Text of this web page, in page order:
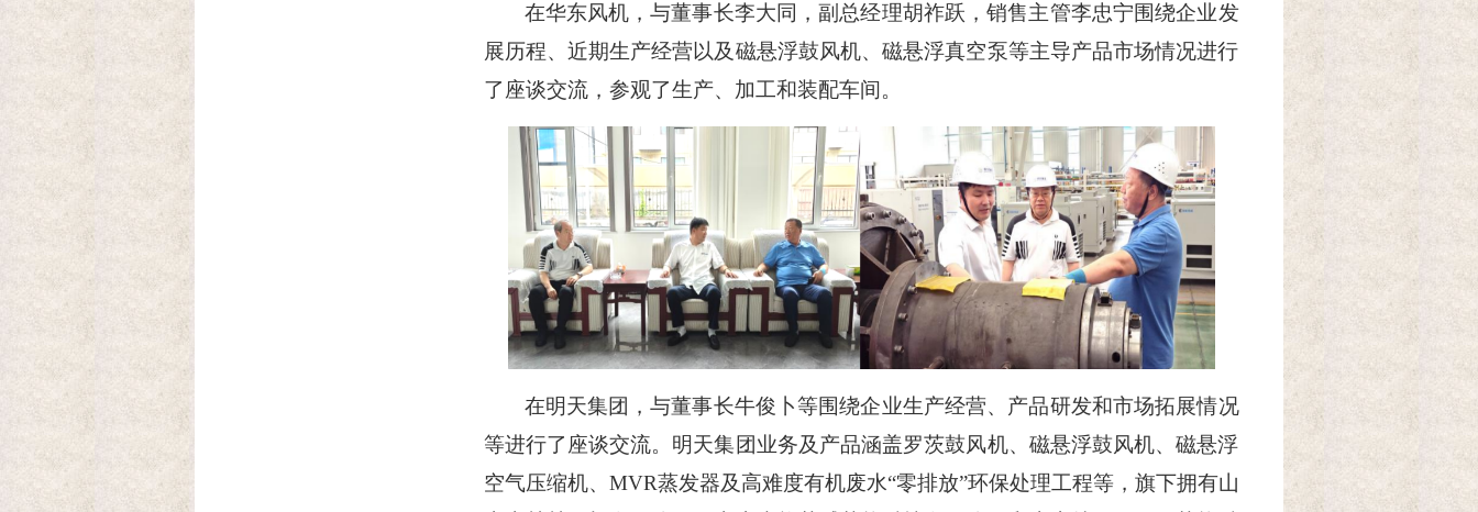
在华东风机，与董事长李大同，副总经理胡祚跃，销售主管李忠宁围绕企业发
展历程、近期生产经营以及磁悬浮鼓风机、磁悬浮真空泵等主导产品市场情况进行
了座谈交流，参观了生产、加工和装配车间。
在明天集团，与董事长牛俊卜等围绕企业生产经营、产品研发和市场拓展情况
等进行了座谈交流。明天集团业务及产品涵盖罗茨鼓风机、磁悬浮鼓风机、磁悬浮
空气压缩机、MVR蒸发器及高难度有机废水“零排放”环保处理工程等，旗下拥有山